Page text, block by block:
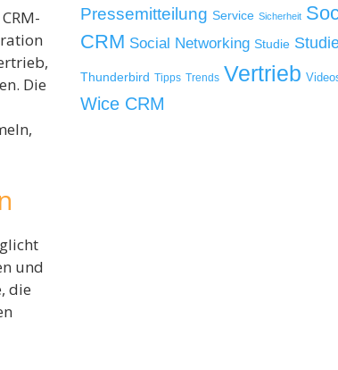
Die
und
die
Pressemitteilung Service Sicherheit
CRM Social Networking Studie
Thunderbird Tipps Trends Vertrieb
Wice CRM